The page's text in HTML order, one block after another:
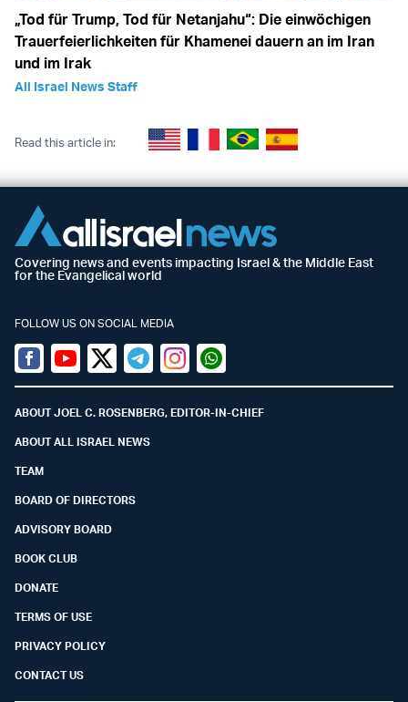
„Tod für Trump, Tod für Netanjahu“: Die einwöchigen
Trauerfeierlichkeiten für Khamenei dauern an im Iran
und im Irak
All Israel News Staff
Read this article in:
Covering news and events impacting Israel & the Middle East
for the Evangelical world
FOLLOW US ON SOCIAL MEDIA
Facebook
YoutubeTwitter (X)
TelegramInstagramWhatsapp
ABOUT JOEL C. ROSENBERG, EDITOR-IN-CHIEF
ABOUT ALL ISRAEL NEWS
TEAM
BOARD OF DIRECTORS
ADVISORY BOARD
BOOK CLUB
DONATE
TERMS OF USE
PRIVACY POLICY
CONTACT US